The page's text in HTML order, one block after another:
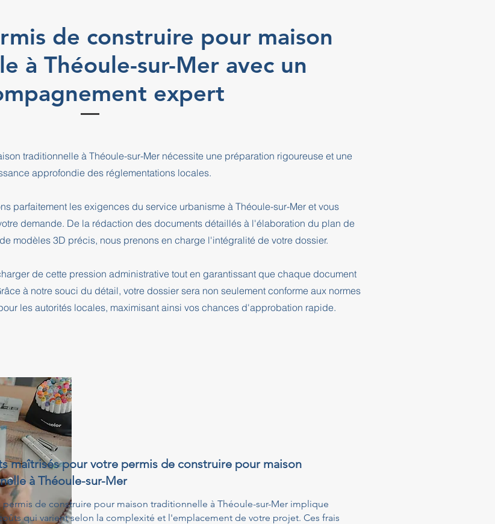
de construire pour maison
à Théoule-sur-Mer avec un
expert
traditionnelle à Théoule-sur-Mer nécessite une préparation rigoureuse et une
approfondie des réglementations locales.
parfaitement les exigences du service urbanisme à Théoule-sur-Mer et vous
demande. De la rédaction des documents détaillés à l'élaboration du plan de
modèles 3D précis, nous prenons en charge l'intégralité de votre dossier.
de cette pression administrative tout en garantissant que chaque document
à notre souci du détail, votre dossier sera non seulement conforme aux normes
les autorités locales, maximisant ainsi vos chances d'approbation rapide.
maîtrisés pour votre permis de construire pour maison
à Théoule-sur-Mer
permis de construire pour maison traditionnelle à Théoule-sur-Mer implique
qui varient selon la complexité et l'emplacement de votre projet. Ces frais